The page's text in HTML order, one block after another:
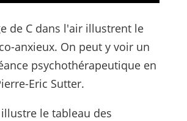
de C dans l'air illustrent le
anxieux. On peut y voir un
psychothérapeutique en
Eric Sutter.
le tableau des